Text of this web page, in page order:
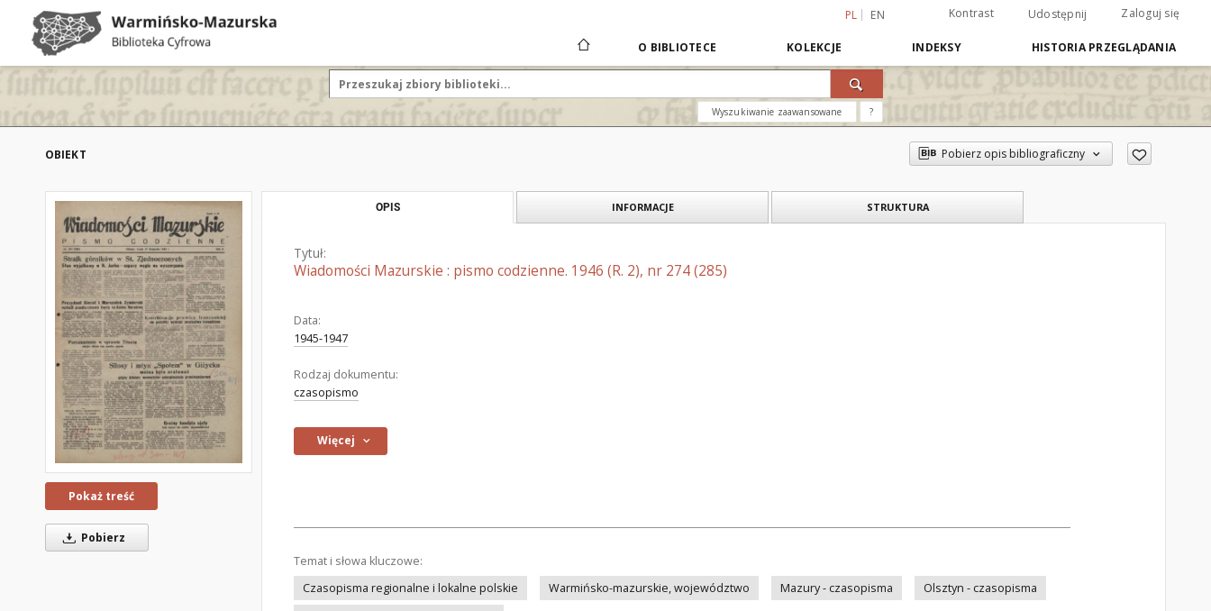
PL EN Kontrast Udostępnij Zaloguj się
O BIBLIOTECE KOLEKCJE INDEKSY HISTORIA PRZEGLĄDANIA
Wyszukiwanie zaawansowane ?
OBIEKT Pobierz opis bibliograficzny
Pokaż treść
Pobierz
OPIS INFORMACJE STRUKTURA
Tytuł:
Wiadomości Mazurskie : pismo codzienne. 1946 (R. 2), nr 274 (285)
Data:
1945-1947
Rodzaj dokumentu:
czasopismo
Więcej
Temat i słowa kluczowe:
Czasopisma regionalne i lokalne polskie
Warmińsko-mazurskie, województwo Mazury - czasopisma
Olsztyn - czasopisma